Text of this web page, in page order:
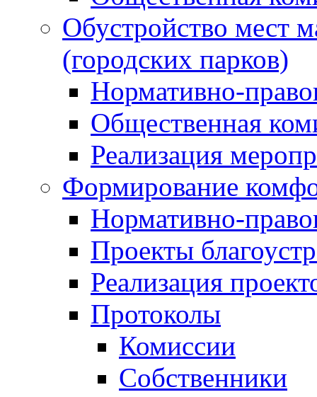
Обустройство мест
(городских парков)
Нормативно-
Общественная
Реализация
Формирование
Нормативно-
Проекты
Реализация
Протоколы
Комиссии
Собственники